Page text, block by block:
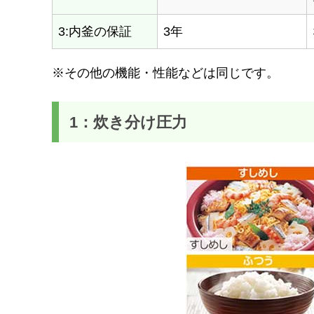
3:内釜の保証 3年
※その他の機能・性能などは同じです。
1：炊き分け圧力